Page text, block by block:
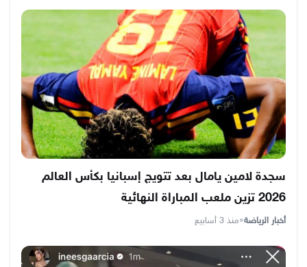
سجدة لامين يامال بعد تتويج إسبانيا بكأس العالم
2026 تزين ملعب المباراة النهائية
أخبار الرياضة•منذ 3 أسابيع